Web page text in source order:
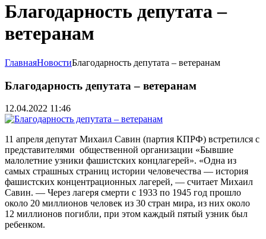
Благодарность депутата –
ветеранам
ГлавнаяНовостиБлагодарность депутата – ветеранам
Благодарность депутата – ветеранам
12.04.2022 11:46
11 апреля депутат Михаил Савин (партия КПРФ) встретился с
представителями общественной организации «Бывшие
малолетние узники фашистских концлагерей». «Одна из
самых страшных страниц истории человечества — история
фашистских концентрационных лагерей, — считает Михаил
Савин. — Через лагеря смерти с 1933 по 1945 год прошло
около 20 миллионов человек из 30 стран мира, из них около
12 миллионов погибли, при этом каждый пятый узник был
ребенком.